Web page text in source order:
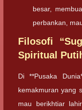
besar,
perbankan,
Filosofi
Spiritual
Di **Pusaka
kemakmuran yang
mau berikhtiar